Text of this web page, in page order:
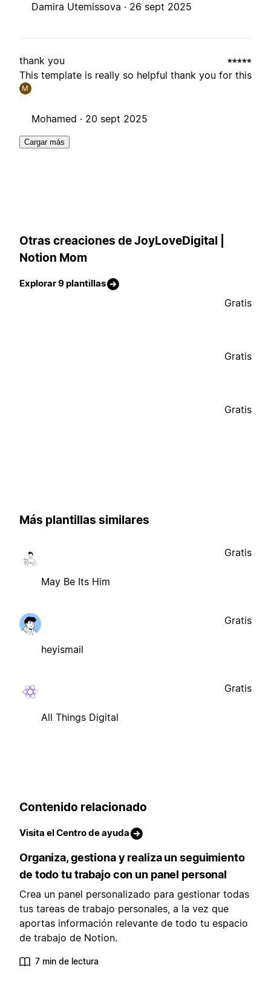
Damira Utemissova · 26 sept 2025
thank you
This template is really so helpful thank you for this
M
Mohamed · 20 sept 2025
Cargar más
Otras creaciones de JoyLoveDigital |
Notion Mom
Explorar 9 plantillas
Gratis
Gratis
Gratis
Más plantillas similares
May Be Its Him
Gratis
heyismail
Gratis
All Things Digital
Gratis
Contenido relacionado
Visita el Centro de ayuda
Organiza, gestiona y realiza un seguimiento
de todo tu trabajo con un panel personal
Crea un panel personalizado para gestionar todas
tus tareas de trabajo personales, a la vez que
aportas información relevante de todo tu espacio
de trabajo de Notion.
7 min de lectura